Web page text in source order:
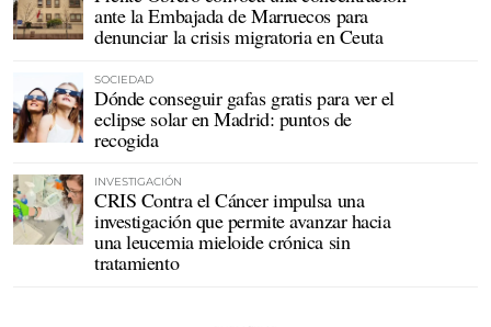
ante la Embajada de Marruecos para
denunciar la crisis migratoria en Ceuta
SOCIEDAD
Dónde conseguir gafas gratis para ver el
eclipse solar en Madrid: puntos de
recogida
INVESTIGACIÓN
CRIS Contra el Cáncer impulsa una
investigación que permite avanzar hacia
una leucemia mieloide crónica sin
tratamiento